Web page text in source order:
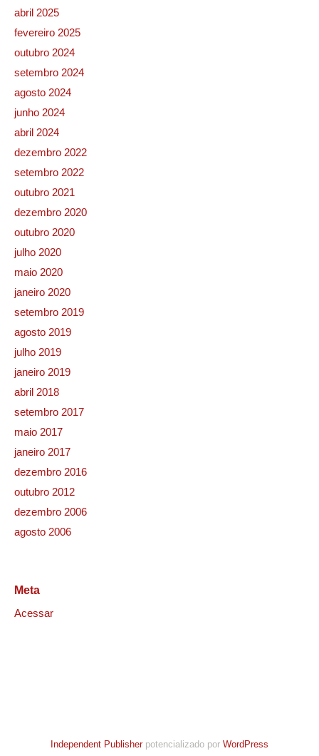
abril 2025
fevereiro 2025
outubro 2024
setembro 2024
agosto 2024
junho 2024
abril 2024
dezembro 2022
setembro 2022
outubro 2021
dezembro 2020
outubro 2020
julho 2020
maio 2020
janeiro 2020
setembro 2019
agosto 2019
julho 2019
janeiro 2019
abril 2018
setembro 2017
maio 2017
janeiro 2017
dezembro 2016
outubro 2012
dezembro 2006
agosto 2006
Meta
Acessar
Independent Publisherpotencializado por WordPress